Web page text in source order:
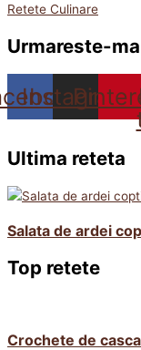
Retete Culinare
Urmareste-ma
Instagram
Ultima reteta
Salata de ardei
Top retete
Crochete de